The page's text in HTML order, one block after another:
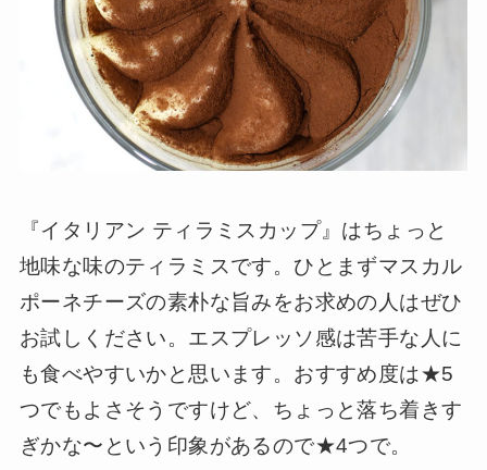
『イタリアン ティラミスカップ』はちょっと
地味な味のティラミスです。ひとまずマスカル
ポーネチーズの素朴な旨みをお求めの人はぜひ
お試しください。エスプレッソ感は苦手な人に
も食べやすいかと思います。おすすめ度は★5
つでもよさそうですけど、ちょっと落ち着きす
ぎかな〜という印象があるので★4つで。